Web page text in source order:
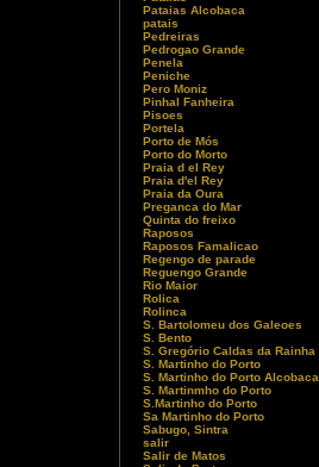
Pataias Alcobaca
patais
Pedreiras
Pedrogao Grande
Penela
Peniche
Pero Moniz
Pinhal Fanheira
Pisoes
Portela
Porto de Mós
Porto do Morto
Praia d el Rey
Praia d'el Rey
Praia da Oura
Preganca do Mar
Quinta do freixo
Raposos
Raposos Famalicao
Regengo de parade
Reguengo Grande
Rio Maior
Rolica
Rolinca
S. Bartolomeu dos Galeoes
S. Bento
S. Gregório Caldas da Rainha
S. Martinho do Porto
S. Martinho do Porto Alcobaca
S. Martinmho do Porto
S.Martinho do Porto
Sa Martinho do Porto
Sabugo, Sintra
salir
Salir de Matos